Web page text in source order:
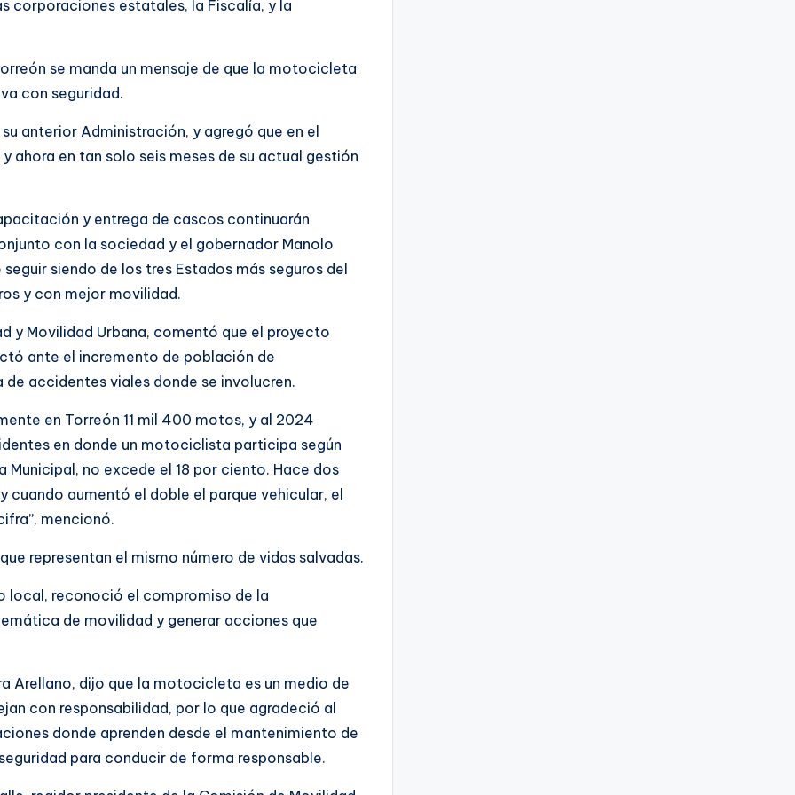
corporaciones estatales, la Fiscalía, y la
se manda un mensaje de que la motocicleta
con seguridad.
anterior Administración, y agregó que en el
ahora en tan solo seis meses de su actual gestión
y entrega de cascos continuarán
con la sociedad y el gobernador Manolo
siendo de los tres Estados más seguros del
y con mejor movilidad.
y Movilidad Urbana, comentó que el proyecto
ante el incremento de población de
accidentes viales donde se involucren.
en Torreón 11 mil 400 motos, y al 2024
en donde un motociclista participa según
no excede el 18 por ciento. Hace dos
cuando aumentó el doble el parque vehicular, el
mencionó.
representan el mismo número de vidas salvadas.
local, reconoció el compromiso de la
de movilidad y generar acciones que
Arellano, dijo que la motocicleta es un medio de
con responsabilidad, por lo que agradeció al
donde aprenden desde el mantenimiento de
para conducir de forma responsable.